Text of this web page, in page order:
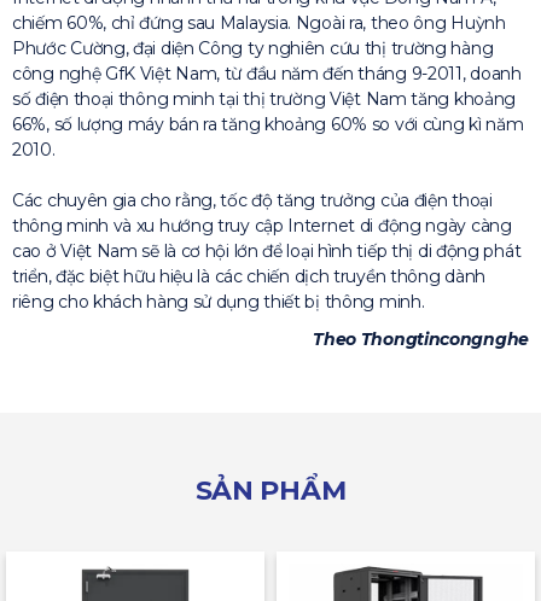
chiếm 60%, chỉ đứng sau Malaysia. Ngoài ra, theo ông Huỳnh
Phước Cường, đại diện Công ty nghiên cứu thị trường hàng
công nghệ GfK Việt Nam, từ đầu năm đến tháng 9-2011, doanh
số điện thoại thông minh tại thị trường Việt Nam tăng khoảng
66%, số lượng máy bán ra tăng khoảng 60% so với cùng kì năm
2010.
Các chuyên gia cho rằng, tốc độ tăng trưởng của điện thoại
thông minh và xu hướng truy cập Internet di động ngày càng
cao ở Việt Nam sẽ là cơ hội lớn để loại hình tiếp thị di động phát
triển, đặc biệt hữu hiệu là các chiến dịch truyền thông dành
riêng cho khách hàng sử dụng thiết bị thông minh.
Theo Thongtincongnghe
SẢN PHẨM